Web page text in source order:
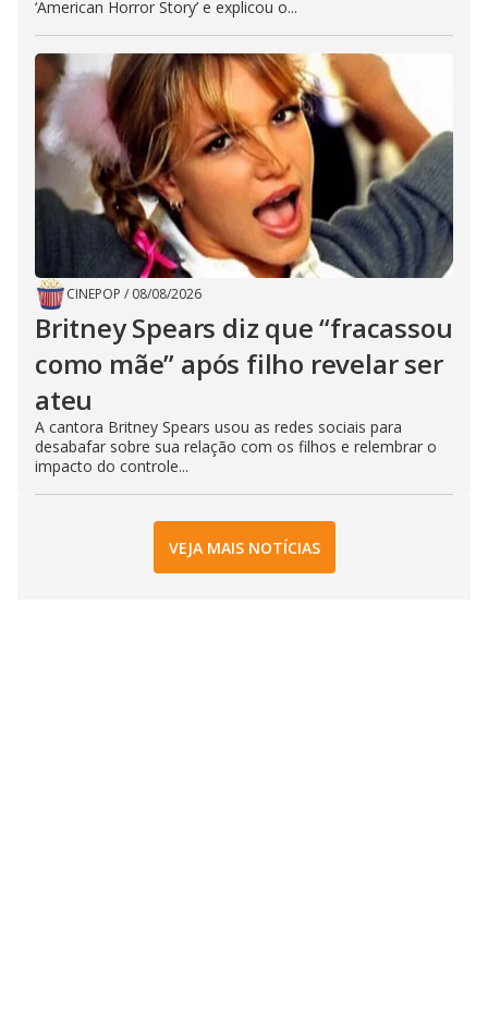
‘American Horror Story’ e explicou o...
CINEPOP / 08/08/2026
Britney Spears diz que “fracassou
como mãe” após filho revelar ser
ateu
A cantora Britney Spears usou as redes sociais para
desabafar sobre sua relação com os filhos e relembrar o
impacto do controle...
VEJA MAIS NOTÍCIAS